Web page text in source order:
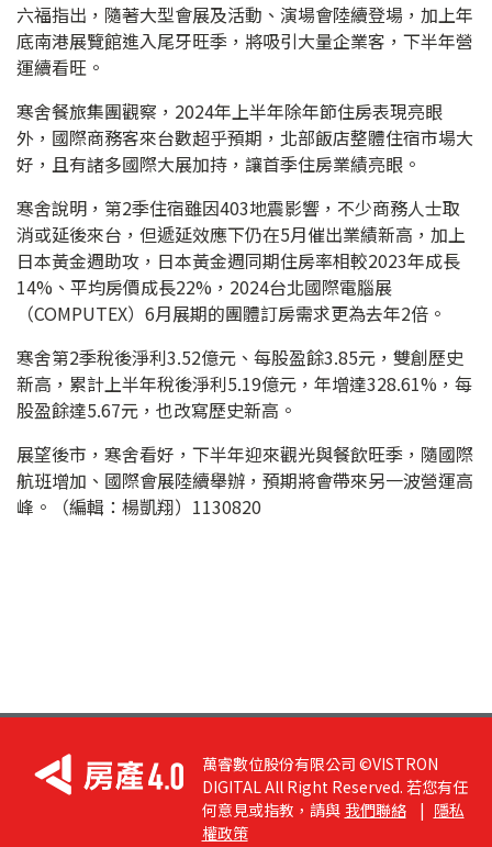
六福指出，隨著大型會展及活動、演場會陸續登場，加上年
底南港展覽館進入尾牙旺季，將吸引大量企業客，下半年營
運續看旺。
寒舍餐旅集團觀察，2024年上半年除年節住房表現亮眼
外，國際商務客來台數超乎預期，北部飯店整體住宿市場大
好，且有諸多國際大展加持，讓首季住房業績亮眼。
寒舍說明，第2季住宿雖因403地震影響，不少商務人士取
消或延後來台，但遞延效應下仍在5月催出業績新高，加上
日本黃金週助攻，日本黃金週同期住房率相較2023年成長
14%、平均房價成長22%，2024台北國際電腦展
（COMPUTEX）6月展期的團體訂房需求更為去年2倍。
寒舍第2季稅後淨利3.52億元、每股盈餘3.85元，雙創歷史
新高，累計上半年稅後淨利5.19億元，年增達328.61%，每
股盈餘達5.67元，也改寫歷史新高。
展望後市，寒舍看好，下半年迎來觀光與餐飲旺季，隨國際
航班增加、國際會展陸續舉辦，預期將會帶來另一波營運高
峰。（編輯：楊凱翔）1130820
萬睿數位股份有限公司 ©VISTRON
DIGITAL All Right Reserved. 若您有任
何意見或指教，請與 我們聯絡 | 隱私
權政策